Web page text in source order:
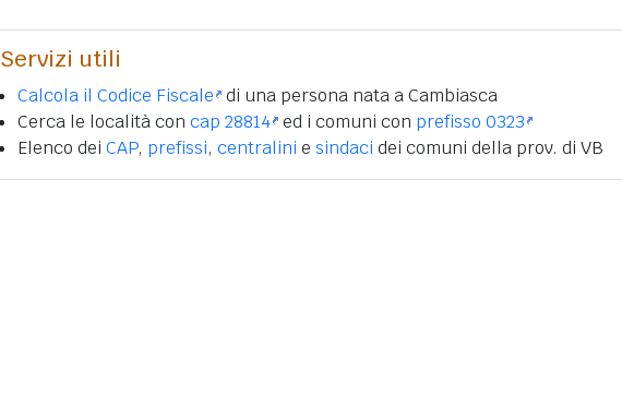
Servizi utili
Calcola il Codice Fiscale di una persona nata a Cambiasca
Cerca le località con cap 28814 ed i comuni con prefisso 0323
Elenco dei CAP, prefissi, centralini e sindaci dei comuni della prov. di VB